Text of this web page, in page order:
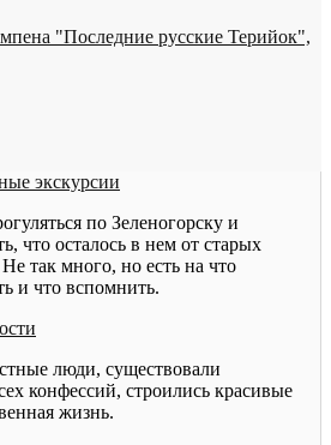
"Последние русские Терийок",
экскурсии
по Зеленогорску и
что осталось в нем от старых
так много, но есть на что
и что вспомнить.
люди, существовали
конфессий, строились красивые
жизнь.